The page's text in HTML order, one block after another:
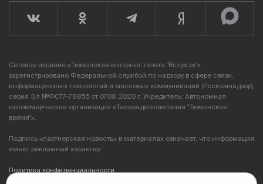
Сетевое издание «Тюменская интернет-газета "Вслух.ру"»
зарегистрировано Федеральной службой по надзору в сфере связи,
информационных технологий и массовых коммуникаций (Роскомнадзор),
серия Эл №ФС77-78856 от 07.08.2020 г. Учредитель: Автономная
некоммерческая организация «Телерадиокомпания "Тюменское
время"».
Подпись «партнерская новость» в материалах означает, что информация
имеет рекламный характер.
Политика конфиденциальности